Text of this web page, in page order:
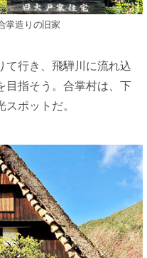
掌造りの旧家
て行き、飛騨川に流れ込
目指そう。合掌村は、下
ポットだ。